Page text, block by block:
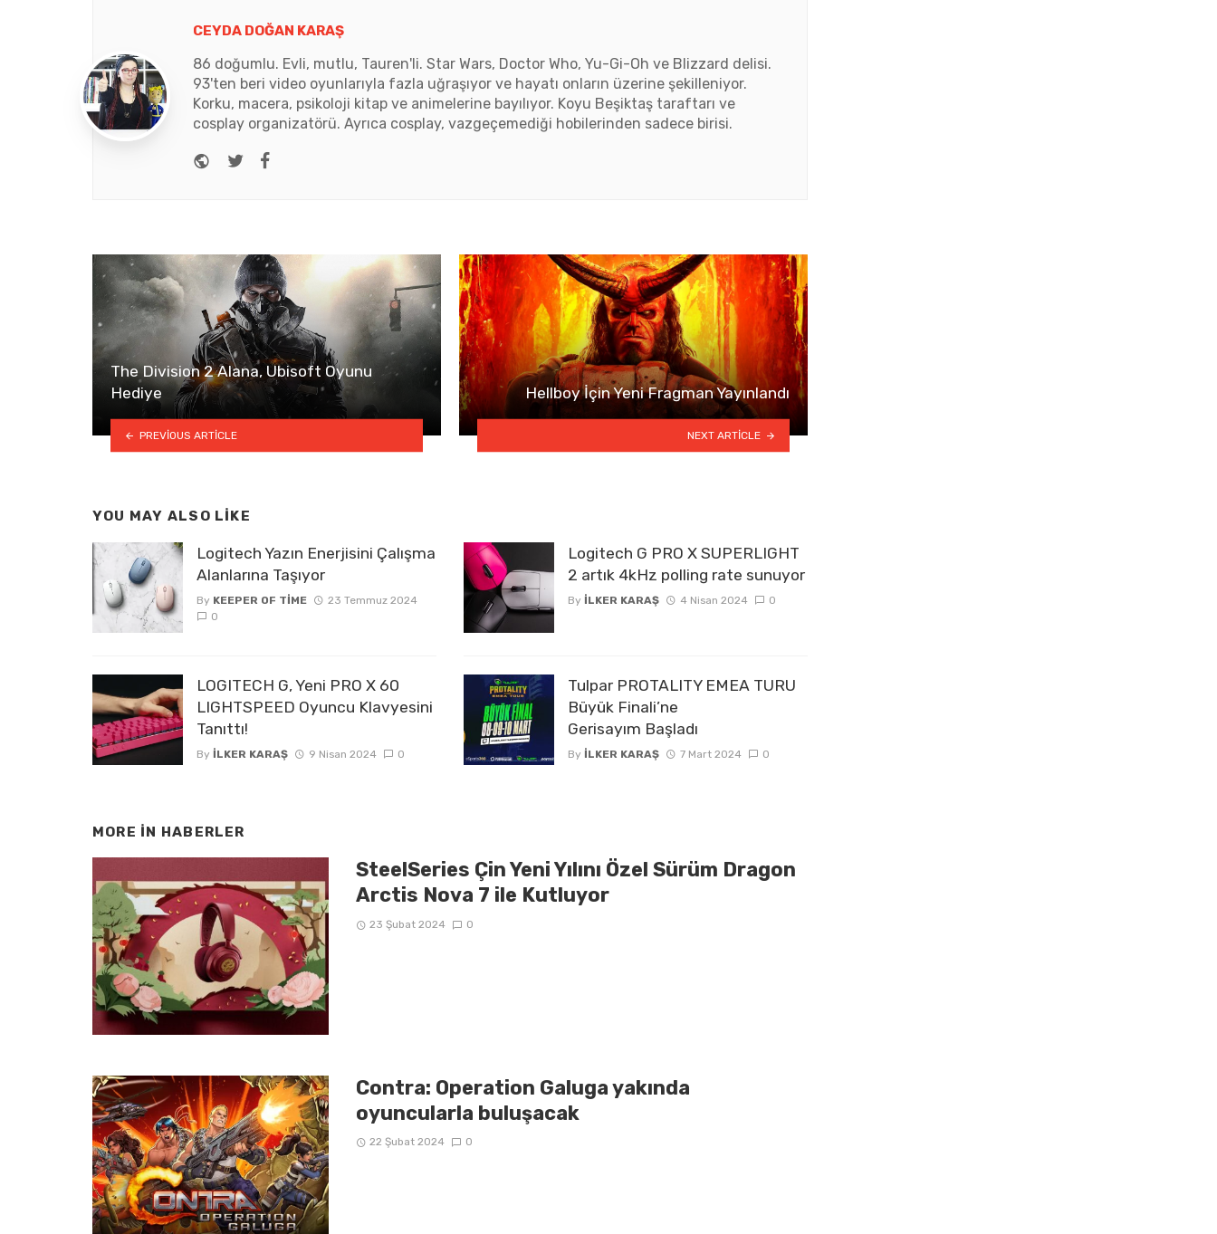
CEYDA DOĞAN KARAŞ
86 doğumlu. Evli, mutlu, Tauren'li. Star Wars, Doctor Who, Yu-Gi-Oh ve Blizzard delisi.
93'ten beri video oyunlarıyla fazla uğraşıyor ve hayatı onların üzerine şekilleniyor.
Korku, macera, psikoloji kitap ve animelerine bayılıyor. Koyu Beşiktaş taraftarı ve
cosplay organizatörü. Ayrıca cosplay, vazgeçemediği hobilerinden sadece birisi.
Website
Twitter
The Division 2 Alana, Ubisoft Oyunu
Hediye
PREVIOUS ARTICLE
Hellboy İçin Yeni Fragman Yayınlandı
NEXT ARTICLE
YOU MAY ALSO LIKE
Logitech Yazın Enerjisini Çalışma
Alanlarına Taşıyor
By KEEPER OF TIME
23 Temmuz 2024
0
LOGITECH G, Yeni PRO X 60
LIGHTSPEED Oyuncu Klavyesini
Tanıttı!
By İLKER KARAŞ 9 Nisan 2024 0
Logitech G PRO X SUPERLIGHT
2 artık 4kHz polling rate sunuyor
By İLKER KARAŞ 4 Nisan 2024 0
Tulpar PROTALITY EMEA TURU
Büyük Finali’ne
Gerisayım Başladı
By İLKER KARAŞ 7 Mart 2024 0
MORE IN HABERLER
SteelSeries Çin Yeni Yılını Özel Sürüm Dragon
Arctis Nova 7 ile Kutluyor
23 Şubat 2024 0
Contra: Operation Galuga yakında
oyuncularla buluşacak
22 Şubat 2024 0